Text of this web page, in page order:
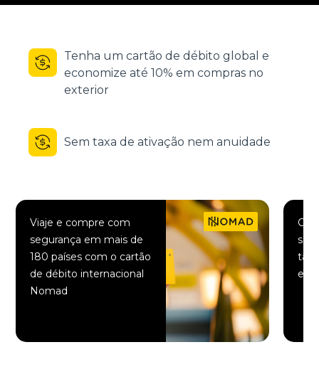
Tenha um cartão de débito global e
economize até 10% em compras no
exterior
Sem taxa de ativação nem anuidade
Viaje e compre com
segurança em mais de
180 países com o cartão
de débito internacional
Nomad